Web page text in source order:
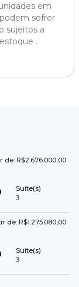
em
sofrer
sujeitos a
.
de: R$2.676.000,00
Suíte(s)
3
de: R$1.275.080,00
Suíte(s)
3